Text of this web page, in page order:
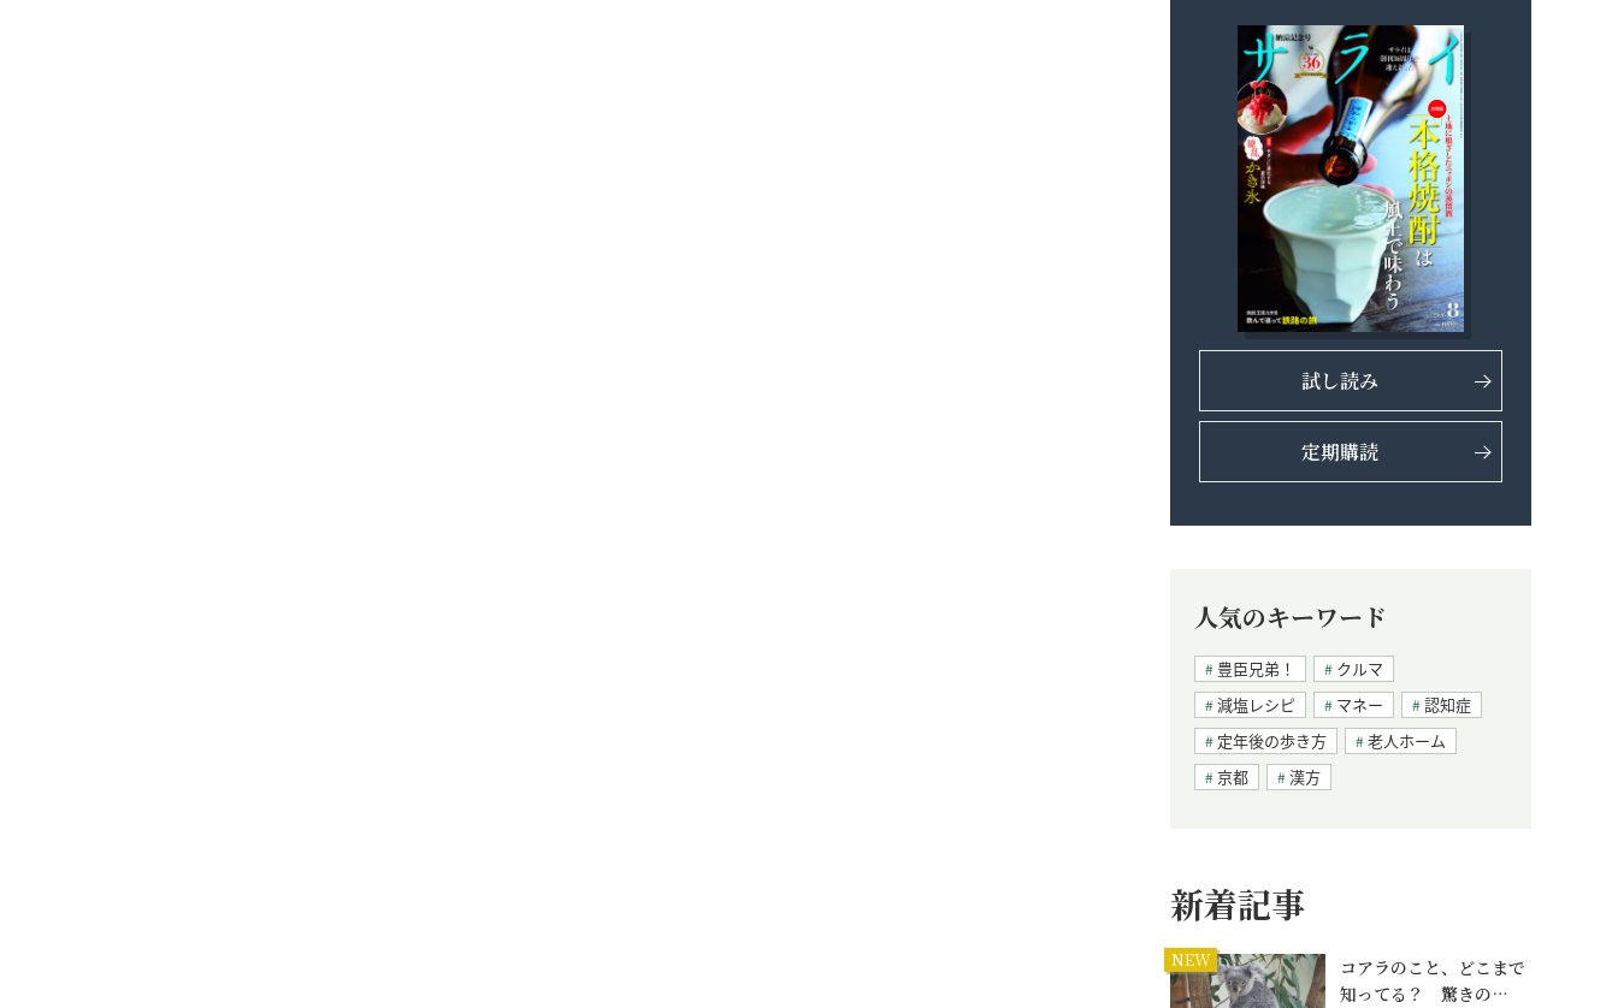
試し読み
定期購読
人気のキーワード
豊臣兄弟！
クルマ
減塩レシピ
マネー
認知症
定年後の歩き方
老人ホーム
京都
漢方
新着記事
NEW
コアラのこと、どこまで
知ってる？ 驚きの…